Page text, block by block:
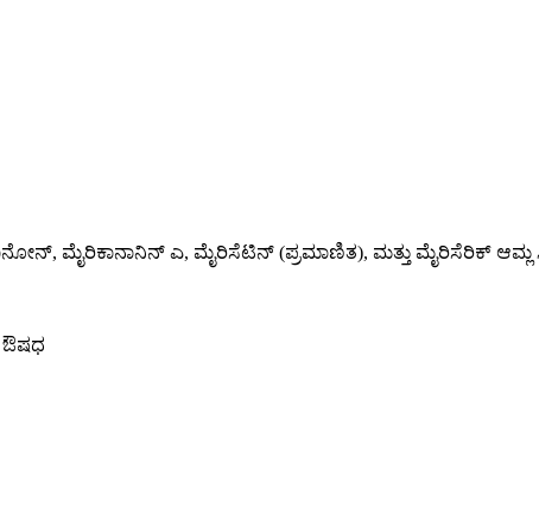
ಮೈರಿಕಾನಾನಿನ್ ಎ, ಮೈರಿಸೆಟಿನ್ (ಪ್ರಮಾಣಿತ), ಮತ್ತು ಮೈರಿಸೆರಿಕ್ ಆಮ್ಲ
ಔಷಧ